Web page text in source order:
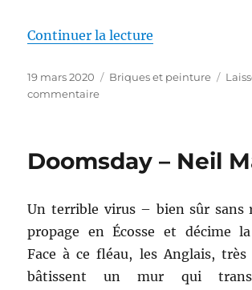
Continuer la lecture
Publié
le
19 mars 2020 Catégories
Briques et peinture
commentairesur
Batcave
épisode
3
Doomsday – Neil
Un terrible virus – bien sûr sans
propage en Écosse et décime
Face à ce fléau, les Anglais, très
bâtissent un mur qui